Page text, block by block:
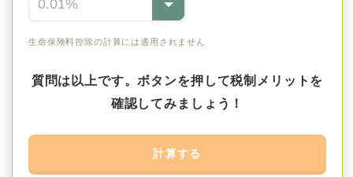
生命保険料控除の計算には適用されません
質問は以上です。ボタンを押して税制メリットを
確認してみましょう！